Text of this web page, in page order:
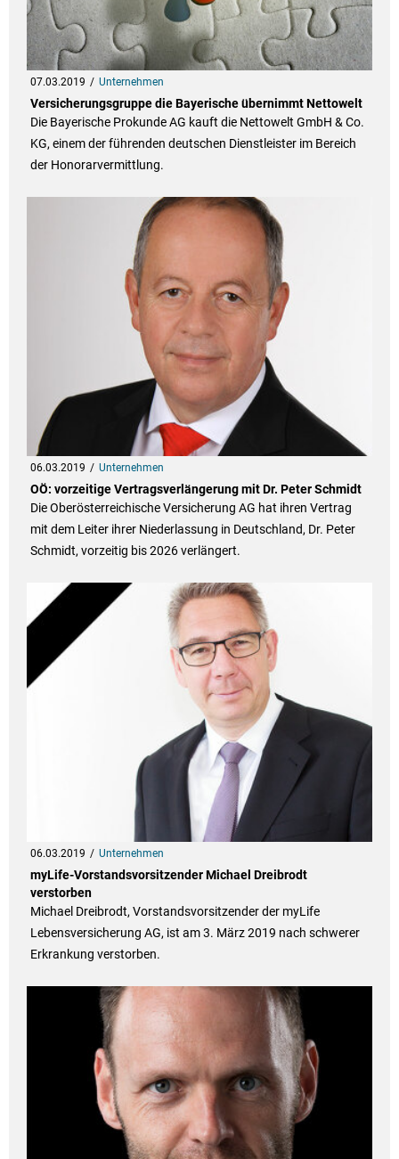
07.03.2019 Unternehmen
Versicherungsgruppe die Bayerische übernimmt Nettowelt
Die Bayerische Prokunde AG kauft die Nettowelt GmbH & Co.
KG, einem der führenden deutschen Dienstleister im Bereich
der Honorarvermittlung.
06.03.2019 Unternehmen
OÖ: vorzeitige Vertragsverlängerung mit Dr. Peter Schmidt
Die Oberösterreichische Versicherung AG hat ihren Vertrag
mit dem Leiter ihrer Niederlassung in Deutschland, Dr. Peter
Schmidt, vorzeitig bis 2026 verlängert.
06.03.2019 Unternehmen
myLife-Vorstandsvorsitzender Michael Dreibrodt
verstorben
Michael Dreibrodt, Vorstandsvorsitzender der myLife
Lebensversicherung AG, ist am 3. März 2019 nach schwerer
Erkrankung verstorben.